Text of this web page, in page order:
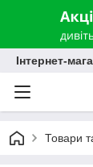
Інтернет-
Товари